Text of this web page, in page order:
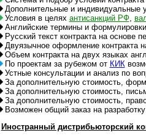
Дополнительные и индивидуальные
Условия в целях антисанкций РФ,
Английские термины и
Русский текст контракта на основе
Двуязычное оформление контракта
Объем контракта на двух языках
По проектам за рубежом от КИК
Устные консультации и анализ по
За дополнительную стоимость,
За дополнительную стоимость,
За дополнительную стоимость,
Возможен общий заказ на
Иностранный дистрибьюторский